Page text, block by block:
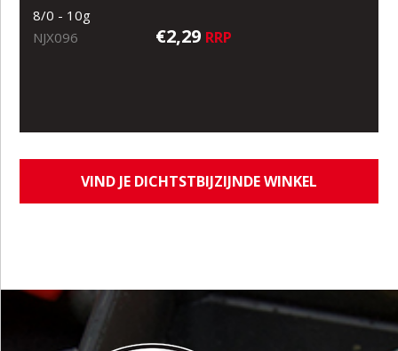
8/0 - 10g
NJX096
€2,29 RRP
VIND JE DICHTSTBIJZIJNDE WINKEL